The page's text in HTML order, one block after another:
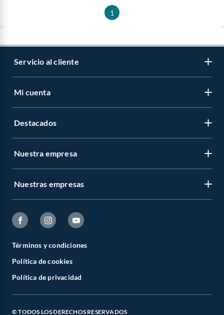
1
Servicio al cliente
Mi cuenta
Destacados
Nuestra empresa
Nuestras empresas
Términos y condiciones
Política de cookies
Política de privacidad
© TODOS LOS DERECHOS RESERVADOS